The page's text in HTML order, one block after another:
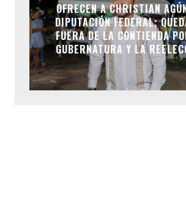
OFRECEN A CHRISTIAN
DIPUTACIÓN FEDERAL;
FUERA DE LA CONTIENDA
GUBERNATURA Y LA